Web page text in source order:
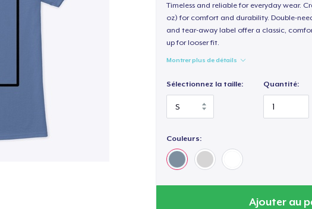
Timeless and reliable for everyday wear.
oz) for comfort and durability. Double-
and tear-away label offer a classic,
up for looser fit.
Montrer plus de détails
Sélectionnez la taille: Quantité:
Couleurs:
Ajouter au